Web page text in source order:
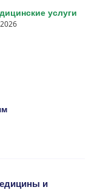
услуги
и